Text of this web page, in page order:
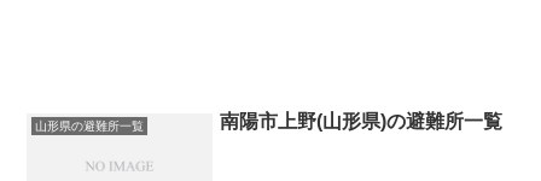
山形県の避難所一覧 南陽市上野(山形県)の避難所一覧